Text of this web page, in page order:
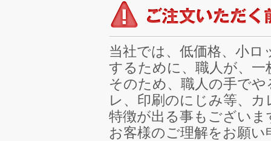
当社では、低価格、小
するために、職人が、
そのため、職人の手で
レ、印刷のにじみ等、
特徴が出る事もございま
お客様のご理解をお願